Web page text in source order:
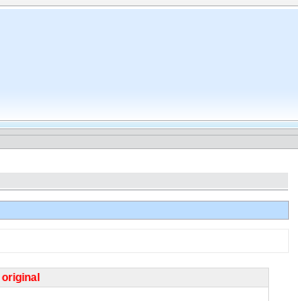
original